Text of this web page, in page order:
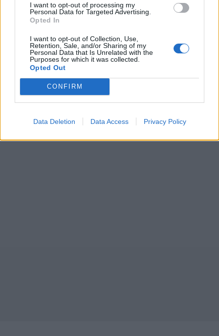
I want to opt-out of processing my
Personal Data for Targeted Advertising.
Opted In
I want to opt-out of Collection, Use,
Retention, Sale, and/or Sharing of my
Personal Data that Is Unrelated with the
Purposes for which it was collected.
Opted Out
CONFIRM
Data Deletion Data Access Privacy Policy